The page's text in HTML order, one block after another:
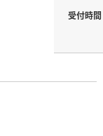
受付時間